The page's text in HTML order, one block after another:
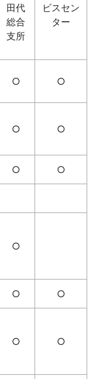
田代
総合
支所
ビスセン
ター
○ ○
○ ○
○ ○
○
○ ○
○ ○